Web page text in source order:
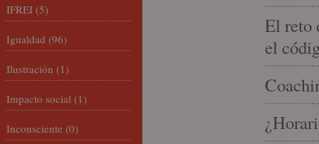
El reto
el
IFREI (5)
Igualdad (96)
Ilustración (1)
Impacto social (1)
Inconsciente (0)